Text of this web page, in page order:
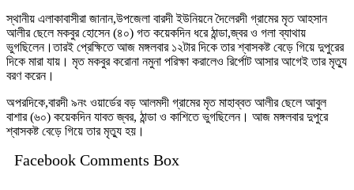
স্থানীয় এলাকাবাসীরা জানান,উপজেলা বারদী ইউনিয়নে দৈলেরদী গ্রামের মৃত আহসান
আলীর ছেলে মকবুর হোসেন (৪০) গত কয়েকদিন ধরে ঠান্ডা,জ্বর ও গলা ব্যাথায়
ভুগছিলেন।তারই প্রেক্ষিতে আজ মঙ্গলবার ১২টার দিকে তার শ্বাসকষ্ট বেড়ে গিয়ে দুপুরের
দিকে মারা যায়। মৃত মকবুর করোনা নমুনা পরিক্ষা করালেও রির্পোট আসার আগেই তার মৃত্যু
বরণ করেন।
অপরদিকে,বারদী ৯নং ওয়ার্ডের বড় আলমদী গ্রামের মৃত মাহাব্বত আলীর ছেলে আবুল
বাশার (৬০) কয়েকদিন যাবত জ্বর, ঠান্ডা ও কাশিতে ভুগছিলেন। আজ মঙ্গলবার দুপুরে
শ্বাসকষ্ট বেড়ে গিয়ে তার মৃত্যু হয়।
Facebook Comments Box